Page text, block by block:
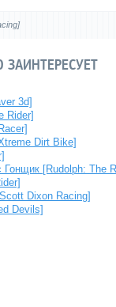
3d]
Rider]
Dirt Bike]
[Rudolph: The
Dixon Racing]
Devils]